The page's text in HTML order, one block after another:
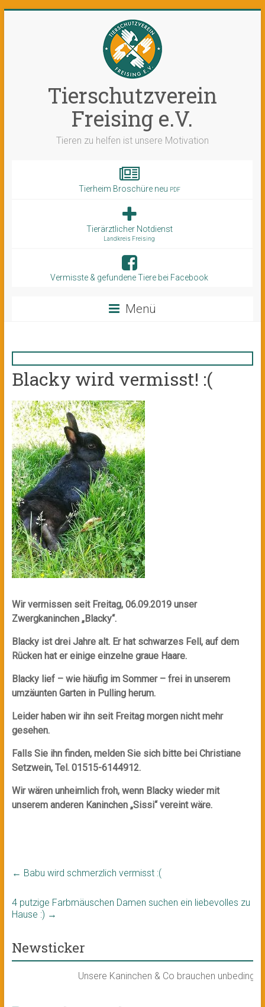
Tierschutzverein
Freising e.V.
Tieren zu helfen ist unsere Motivation
Tierheim Broschüre neu PDF
Tierärztlicher Notdienst
Landkreis Freising
Vermisste & gefundene Tiere bei Facebook
Menü
Blacky wird vermisst! :(
Wir vermissen seit Freitag, 06.09.2019 unser
Zwergkaninchen „Blacky“.
Blacky ist drei Jahre alt. Er hat schwarzes Fell, auf dem
Rücken hat er einige einzelne graue Haare.
Blacky lief – wie häufig im Sommer – frei in unserem
umzäunten Garten in Pulling herum.
Leider haben wir ihn seit Freitag morgen nicht mehr
gesehen.
Falls Sie ihn finden, melden Sie sich bitte bei Christiane
Setzwein, Tel. 01515-6144912.
Wir wären unheimlich froh, wenn Blacky wieder mit
unserem anderen Kaninchen „Sissi“ vereint wäre.
← Babu wird schmerzlich vermisst :(
4 putzige Farbmäuschen Damen suchen ein liebevolles zu
Hause :) →
Newsticker
Unsere Kaninchen & Co brauchen unbedingt